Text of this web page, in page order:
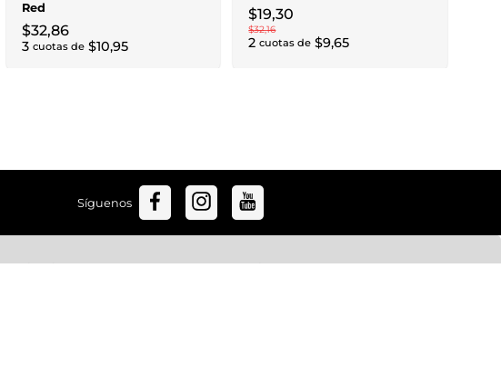
Red
$32,86
3 cuotas de $10,95
$19,30
$32,16
2 cuotas de $9,65
Síguenos